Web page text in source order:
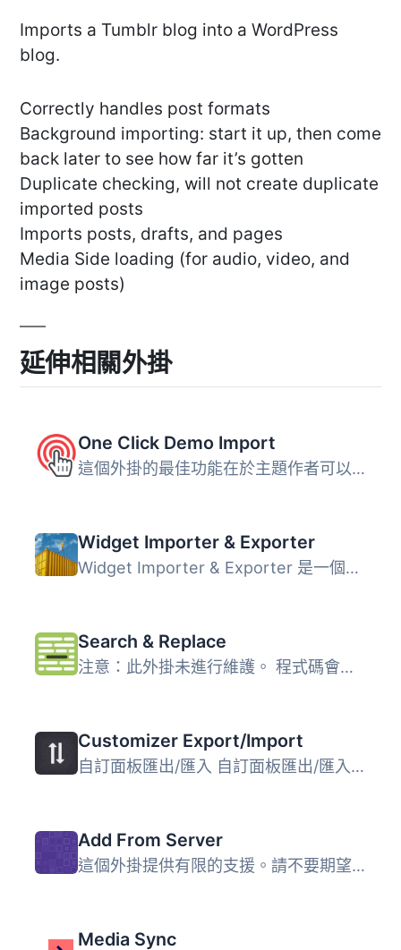
Imports a Tumblr blog into a WordPress
blog.
Correctly handles post formats
Background importing: start it up, then come
back later to see how far it’s gotten
Duplicate checking, will not create duplicate
imported posts
Imports posts, drafts, and pages
Media Side loading (for audio, video, and
image posts)
延伸相關外掛
One Click Demo Import
這個外掛的最佳功能在於主題作者可以在他們的主題中定義導入...
Widget Importer & Exporter
Widget Importer & Exporter 是一個有用的外掛，可將小工...
Search & Replace
注意：此外掛未進行維護。 程式碼會繼續留在 SVN 和 Github...
Customizer Export/Import
自訂面板匯出/匯入 自訂面板匯出/匯入外掛讓您能夠直接從自訂...
Add From Server
這個外掛提供有限的支援。請不要期望有太多新功能或修正 bug...
Media Sync